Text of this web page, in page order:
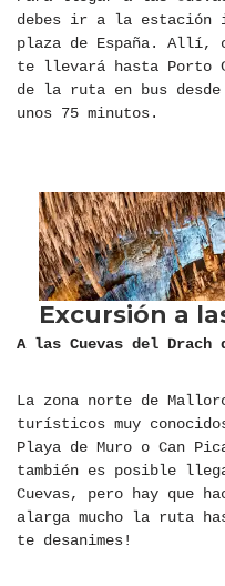
debes ir a la estación
plaza de España. Allí,
te llevará hasta Porto
de la ruta en bus
unos 75 minutos.
A las Cuevas del Drach
La zona norte de
turísticos muy
Playa de Muro o Can
también es posible
Cuevas, pero hay que
alarga mucho la ruta
te desanimes!